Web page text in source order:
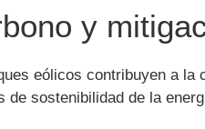
y
eólicos contribuyen a la
de sostenibilidad de la